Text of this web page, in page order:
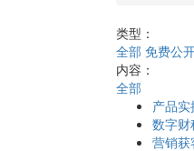
类型：
全部 免费公
内容：
全部
产品实
数字财
营销获